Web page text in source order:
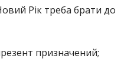
Рік треба брати до
призначений;